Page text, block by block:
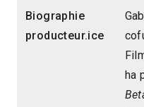
Biographie
producteur.ice
ha